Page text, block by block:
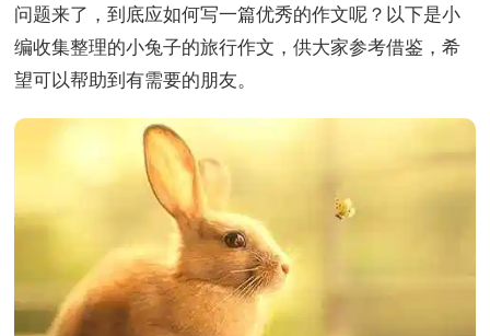
问题来了，到底应如何写一篇优秀的作文呢？以下是小
编收集整理的小兔子的旅行作文，供大家参考借鉴，希
望可以帮助到有需要的朋友。